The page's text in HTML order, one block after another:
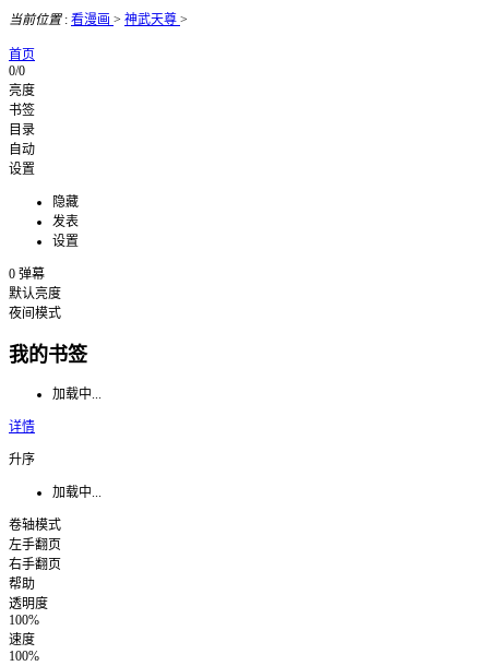
当前位置: 看漫画 > 神武天尊 >
首页
0/0
亮度
书签
目录
自动
设置
隐藏
发表
设置
0 弹幕
默认亮度
夜间模式
我的书签
加载中...
详情
升序
加载中...
卷轴模式
左手翻页
右手翻页
帮助
透明度
100%
速度
100%